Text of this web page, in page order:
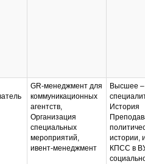
GR-менеджмент для
коммуникационных
агентств,
Организация
специальных
мероприятий,
ивент-менеджмент
Высшее –
История
истории,
КПСС в